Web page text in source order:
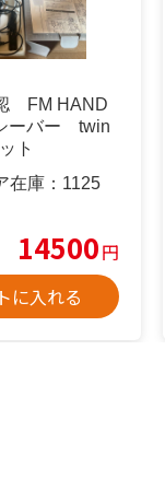
FM HAND
ーバー twin
ト
在庫： 1125
14500円
に入れる